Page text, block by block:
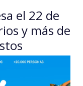
el 22 de
y más de